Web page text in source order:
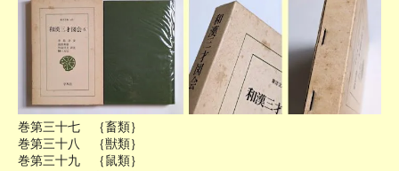
巻第三十七 ｛畜類｝
巻第三十八 ｛獣類｝
巻第三十九 ｛鼠類｝